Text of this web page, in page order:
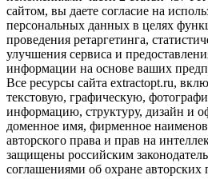
сайтом, вы даете согласие на
персональных данных в целях
проведения ретаргетинга,
улучшения сервиса и
информации на основе ваших
Все ресурсы сайта extractopt.ru,
текстовую, графическую,
информацию, структуру, дизайн и
доменное имя, фирменное
авторского права и прав на
защищены российским
соглашениями об охране авторских